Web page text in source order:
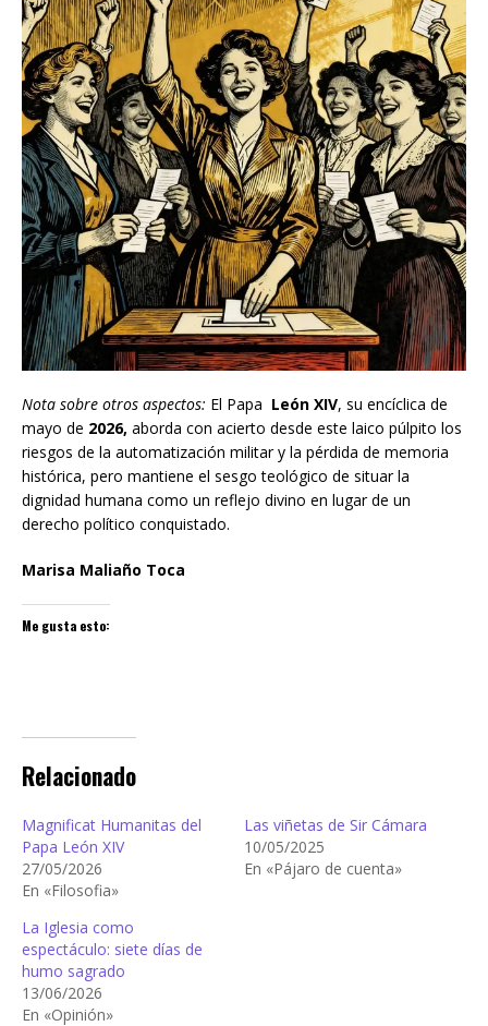
Nota sobre otros aspectos: El Papa León XIV, su encíclica de
mayo de 2026, aborda con acierto desde este laico púlpito los
riesgos de la automatización militar y la pérdida de memoria
histórica, pero mantiene el sesgo teológico de situar la
dignidad humana como un reflejo divino en lugar de un
derecho político conquistado.
Marisa Maliaño Toca
Me gusta esto:
Relacionado
Magnificat Humanitas del
Papa León XIV
27/05/2026
En «Filosofia»
Las viñetas de Sir Cámara
10/05/2025
En «Pájaro de cuenta»
La Iglesia como
espectáculo: siete días de
humo sagrado
13/06/2026
En «Opinión»